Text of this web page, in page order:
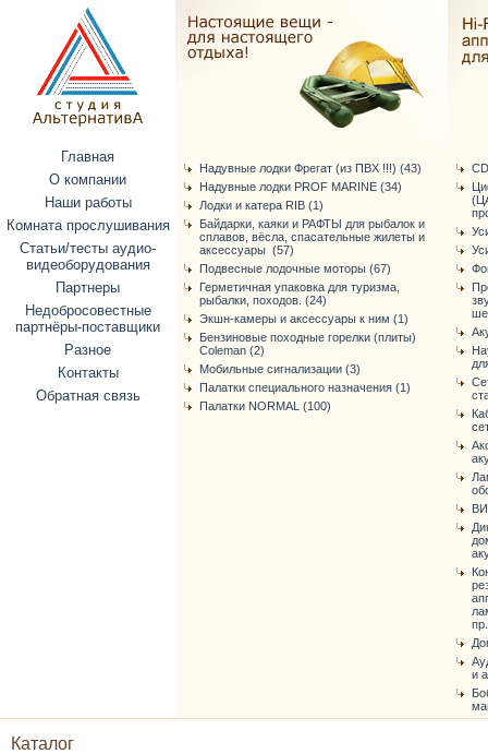
Главная
О компании
Наши работы
Комната прослушивания
Статьи/тесты аудио-
видеоборудования
Партнеры
Недобросовестные
партнёры-поставщики
Разное
Контакты
Обратная связь
Надувные лодки Фрегат (из ПВХ !!!) (43)
Надувные лодки PROF MARINE (34)
Лодки и катера RIB (1)
Байдарки, каяки и РАФТЫ для рыбалок и
сплавов, вёсла, спасательные жилеты и
аксессуары (57)
Подвесные лодочные моторы (67)
Герметичная упаковка для туризма,
рыбалки, походов. (24)
Экшн-камеры и аксессуары к ним (1)
Бензиновые походные горелки (плиты)
Coleman (2)
Мобильные сигнализации (3)
Палатки специального назначения (1)
Палатки NORMAL (100)
и
Каталог